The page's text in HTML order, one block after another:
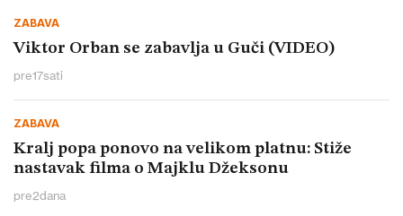
ZABAVA
Viktor Orban se zabavlja u Guči (VIDEO)
pre17sati
ZABAVA
Kralj popa ponovo na velikom platnu: Stiže
nastavak filma o Majklu Džeksonu
pre2dana